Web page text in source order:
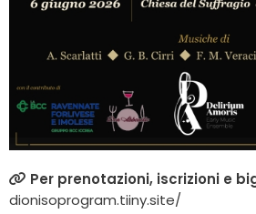
Per prenotazioni, iscrizioni e
dionisoprogram.tiiny.site/